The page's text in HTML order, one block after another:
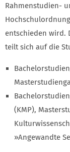
Rahmenstudien-
entschieden wird.
teilt sich auf die
(KMP),
»Angewandte